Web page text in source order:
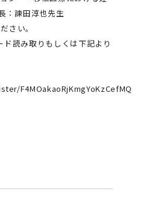
諫田淳也先生
さい。
読み取りもしくは下記より
F4MOakaoRjKmgYoKzCefMQ